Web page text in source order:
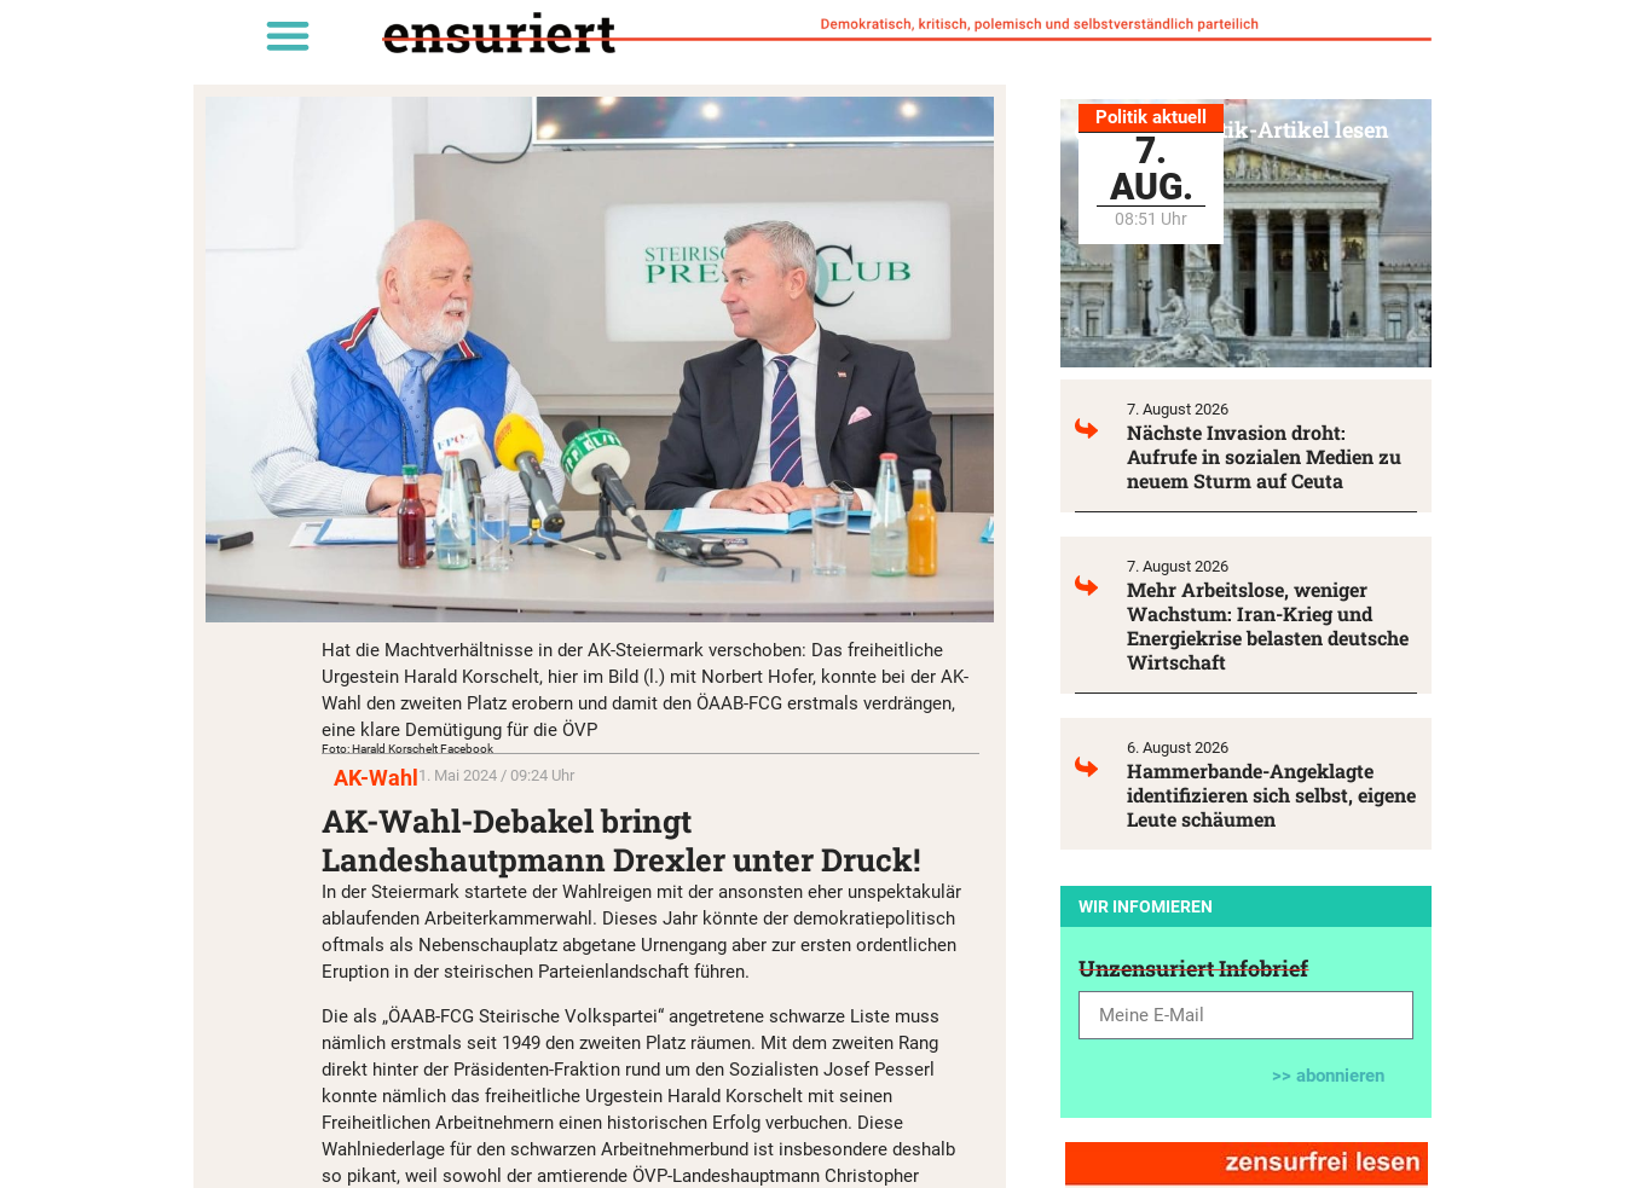
Hat die Machtverhältnisse in der AK-Steiermark verschoben: Das freiheitliche
Urgestein Harald Korschelt, hier im Bild (l.) mit Norbert Hofer, konnte bei der AK-
Wahl den zweiten Platz erobern und damit den ÖAAB-FCG erstmals verdrängen,
eine klare Demütigung für die ÖVP
Foto: Harald Korschelt Facebook
AK-Wahl 1. Mai 2024 / 09:24 Uhr
AK-Wahl-Debakel bringt
Landeshautpmann Drexler unter Druck!
In der Steiermark startete der Wahlreigen mit der ansonsten eher unspektakulär
ablaufenden Arbeiterkammerwahl. Dieses Jahr könnte der demokratiepolitisch
oftmals als Nebenschauplatz abgetane Urnengang aber zur ersten ordentlichen
Eruption in der steirischen Parteienlandschaft führen.
Die als „ÖAAB-FCG Steirische Volkspartei“ angetretene schwarze Liste muss
nämlich erstmals seit 1949 den zweiten Platz räumen. Mit dem zweiten Rang
direkt hinter der Präsidenten-Fraktion rund um den Sozialisten Josef Pesserl
konnte nämlich das freiheitliche Urgestein Harald Korschelt mit seinen
Freiheitlichen Arbeitnehmern einen historischen Erfolg verbuchen. Diese
Wahlniederlage für den schwarzen Arbeitnehmerbund ist insbesondere deshalb
so pikant, weil sowohl der amtierende ÖVP-Landeshauptmann Christopher
Politik aktuell
7.
AUG.
08:51 Uhr
Alle Politik-Artikel lesen
7. August 2026
Nächste Invasion droht:
Aufrufe in sozialen Medien zu
neuem Sturm auf Ceuta
7. August 2026
Mehr Arbeitslose, weniger
Wachstum: Iran-Krieg und
Energiekrise belasten deutsche
Wirtschaft
6. August 2026
Hammerbande-Angeklagte
identifizieren sich selbst, eigene
Leute schäumen
WIR INFOMIEREN
Unzensuriert Infobrief
>> abonnieren